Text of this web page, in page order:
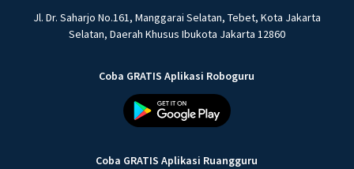
Jl. Dr. Saharjo No.161, Manggarai Selatan, Tebet, Kota Jakarta
Selatan, Daerah Khusus Ibukota Jakarta 12860
Coba GRATIS Aplikasi Roboguru
Coba GRATIS Aplikasi Ruangguru